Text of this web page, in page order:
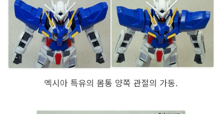
엑시아 특유의 몸통 양쪽 관절의 가동.